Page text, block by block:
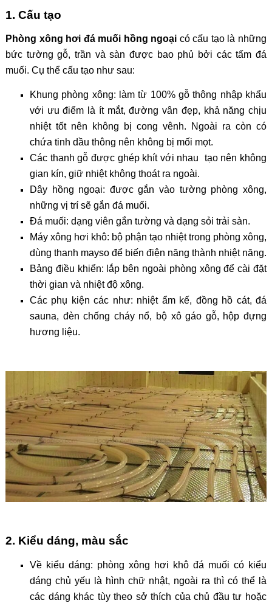
1. Cấu tạo
Phòng xông hơi đá muối hồng ngoại có cấu tạo là những
bức tường gỗ, trần và sàn được bao phủ bởi các tấm đá
muối. Cụ thể cấu tạo như sau:
Khung phòng xông: làm từ 100% gỗ thông nhập khẩu
với ưu điểm là ít mắt, đường vân đẹp, khả năng chịu
nhiệt tốt nên không bị cong vênh. Ngoài ra còn có
chứa tinh dầu thông nên không bị mối mọt.
Các thanh gỗ được ghép khít với nhau tạo nên không
gian kín, giữ nhiệt không thoát ra ngoài.
Dây hồng ngoại: được gắn vào tường phòng xông,
những vị trí sẽ gắn đá muối.
Đá muối: dạng viên gắn tường và dạng sỏi trải sàn.
Máy xông hơi khô: bộ phận tạo nhiệt trong phòng xông,
dùng thanh mayso để biến điện năng thành nhiệt năng.
Bảng điều khiển: lắp bên ngoài phòng xông để cài đặt
thời gian và nhiệt độ xông.
Các phụ kiện các như: nhiệt ẩm kế, đồng hồ cát, đá
sauna, đèn chống cháy nổ, bộ xô gáo gỗ, hộp đựng
hương liệu.
2. Kiểu dáng, màu sắc
Về kiểu dáng: phòng xông hơi khô đá muối có kiểu
dáng chủ yếu là hình chữ nhật, ngoài ra thì có thể là
các dáng khác tùy theo sở thích của chủ đầu tư hoặc